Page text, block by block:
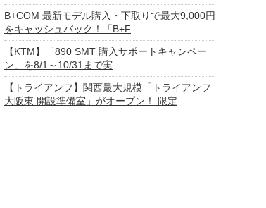
B+COM 最新モデル購入・下取りで最大9,000円
をキャッシュバック！「B+F
【KTM】「890 SMT 購入サポートキャンペー
ン」を8/1～10/31まで実
【トライアンフ】関西最大規模「トライアンフ
大阪東 開設準備室」がオープン！ 限定